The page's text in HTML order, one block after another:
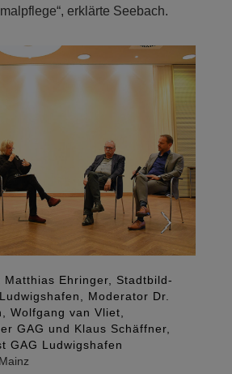
erklärte Seebach.
Ehringer, Stadtbild-
Moderator Dr.
Wolfgang van Vliet,
GAG und Klaus Schäffner,
GAG Ludwigshafen
Next